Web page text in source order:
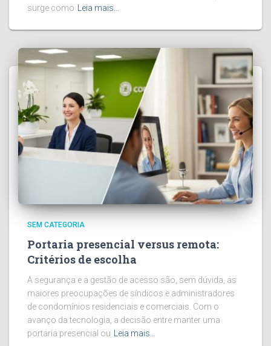
surge como
Leia mais…
SEM CATEGORIA
Portaria presencial versus remota:
Critérios de escolha
A segurança e a gestão de acesso são, sem dúvida, as
maiores preocupações de síndicos e administradores
de condomínios residenciais e comerciais. Com o
avanço da tecnologia, a decisão entre manter uma
portaria presencial ou Leia mais…